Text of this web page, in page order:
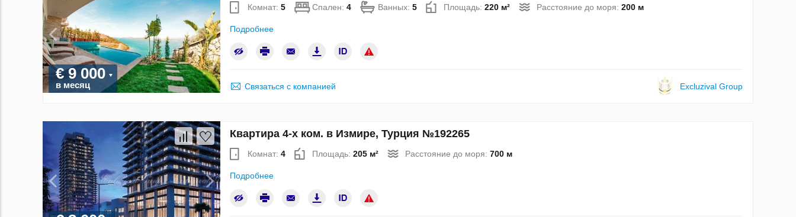
€ 9 000
в месяц
Комнат: 5 Спален: 4 Ванных: 5 Площадь: 220 м² Расстояние до моря: 200 м
Подробнее
Связаться с компанией Excluzival Group
Квартира 4-х ком. в Измире, Турция №192265
Комнат: 4 Площадь: 205 м² Расстояние до моря: 700 м
Подробнее